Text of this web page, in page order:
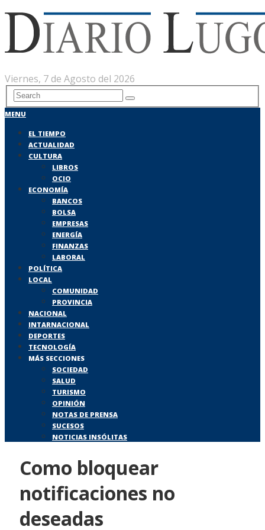
Viernes, 7 de Agosto del 2026
MENU
EL TIEMPO
ACTUALIDAD
CULTURA
LIBROS
OCIO
ECONOMÍA
BANCOS
BOLSA
EMPRESAS
ENERGÍA
FINANZAS
LABORAL
POLÍTICA
LOCAL
COMUNIDAD
PROVINCIA
NACIONAL
INTARNACIONAL
DEPORTES
TECNOLOGÍA
MÁS SECCIONES
SOCIEDAD
SALUD
TURISMO
OPINIÓN
NOTAS DE PRENSA
SUCESOS
NOTICIAS INSÓLITAS
Como bloquear
notificaciones no
deseadas